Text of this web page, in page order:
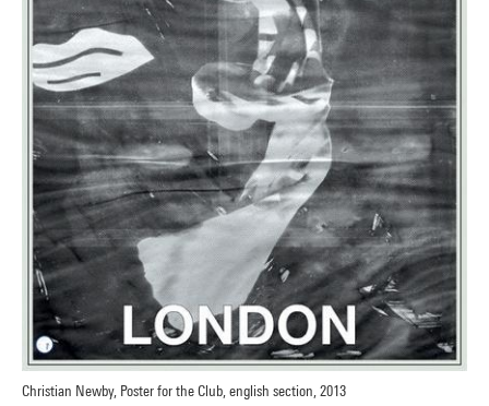
Christian Newby, Poster for the Club, english section, 2013